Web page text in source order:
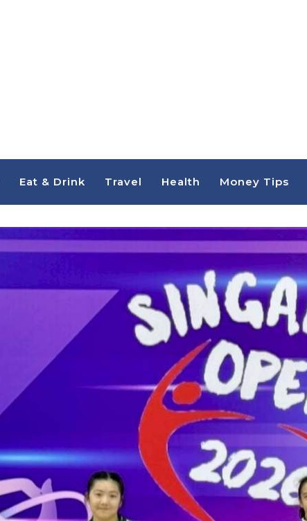
Eat & Drink Travel Health Money Tips